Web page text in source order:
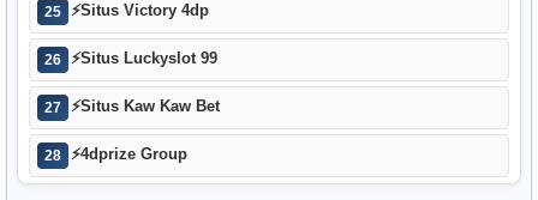
25 ⚡Situs Victory 4dp
26 ⚡Situs Luckyslot 99
27 ⚡Situs Kaw Kaw Bet
28 ⚡4dprize Group